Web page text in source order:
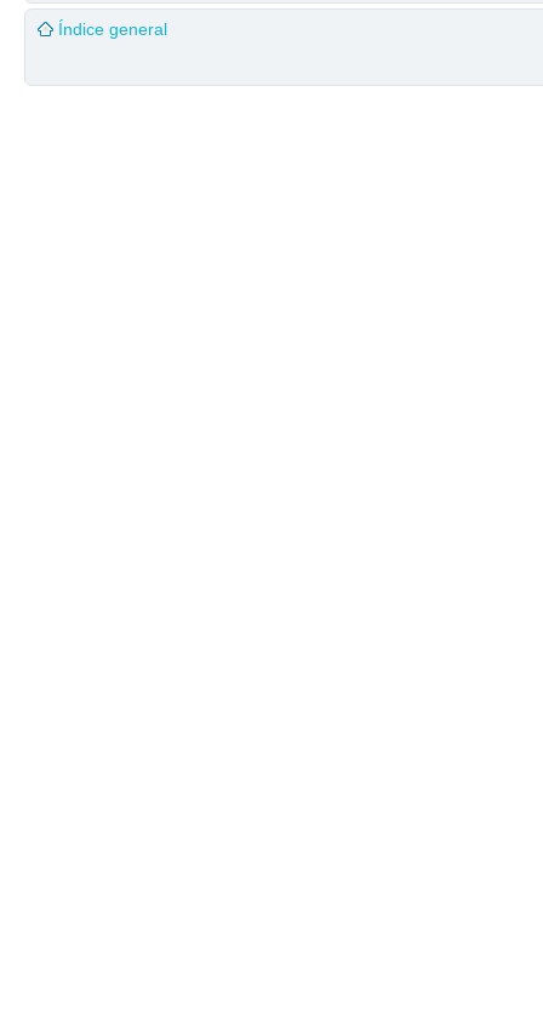
Índice general